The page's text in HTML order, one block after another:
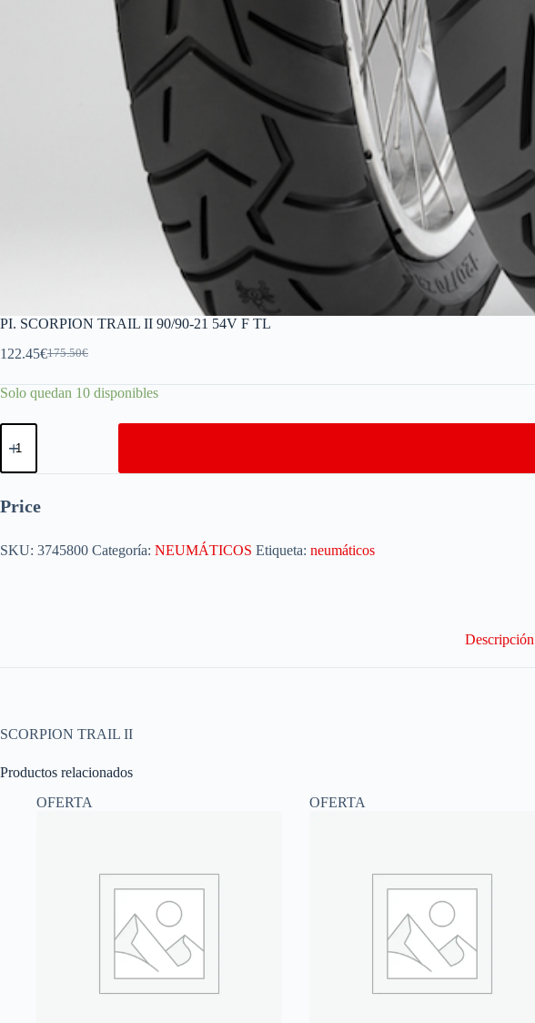
PI. SCORPION TRAIL II 90/90-21 54V F TL
175.50€
122.45€
Solo quedan 10 disponibles
Price
SKU: 3745800 Categoría: NEUMÁTICOS Etiqueta: neumáticos
Descripción
SCORPION TRAIL II
Productos relacionados
OFERTA
OFERTA